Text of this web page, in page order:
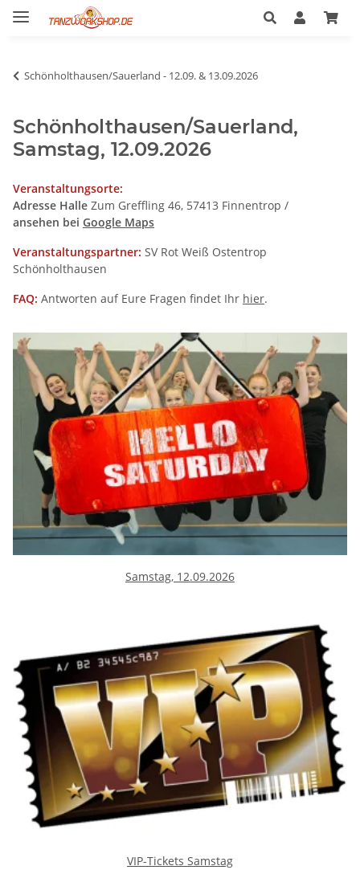
Schönholthausen/Sauerland - 12.09. & 13.09.2026
Schönholthausen/Sauerland,
Samstag, 12.09.2026
Veranstaltungsorte:
Adresse Halle Zum Greffling 46, 57413 Finnentrop /
ansehen bei Google Maps
Veranstaltungspartner: SV Rot Weiß Ostentrop
Schönholthausen
FAQ: Antworten auf Eure Fragen findet Ihr hier.
Samstag, 12.09.2026
VIP-Tickets Samstag